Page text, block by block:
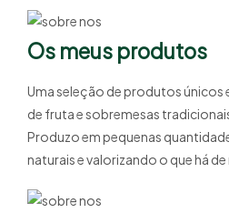
Os meus produtos
Uma seleção de produtos únicos
de fruta e sobremesas
Produzo em pequenas
naturais e valorizando o que há